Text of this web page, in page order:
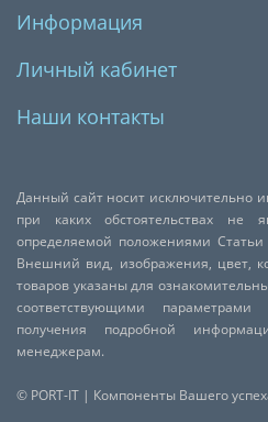
Информация
Личный кабинет
Наши контакты
Данный сайт носит исключительно
при каких обстоятельствах не
определяемой положениями Статьи
Внешний вид, изображения, цвет,
товаров указаны для
соответствующими
получения подробной
менеджерам.
© PORT-IT | Компоненты Вашего